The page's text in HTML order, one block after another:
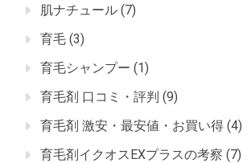
肌ナチュール (7)
育毛 (3)
育毛シャンプー (1)
育毛剤 口コミ・評判 (9)
育毛剤 激安・最安値・お買い得 (4)
育毛剤イクオスEXプラスの考察 (7)